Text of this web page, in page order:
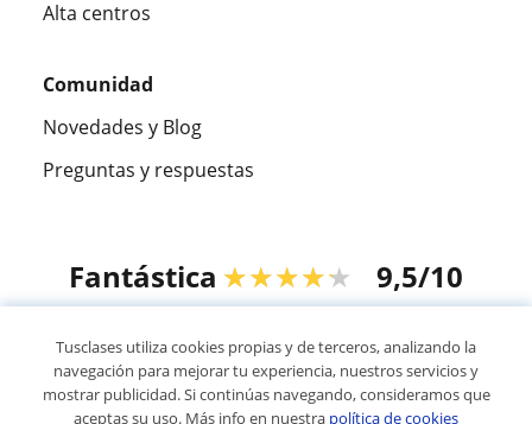
Alta centros
Comunidad
Novedades y Blog
Preguntas y respuestas
Fantástica ★★★★★ 9,5/10
© 2007 - 2026 Tusclases.pe
Tusclases utiliza cookies propias y de terceros, analizando la
navegación para mejorar tu experiencia, nuestros servicios y
mostrar publicidad. Si continúas navegando, consideramos que
aceptas su uso. Más info en nuestra política de cookies